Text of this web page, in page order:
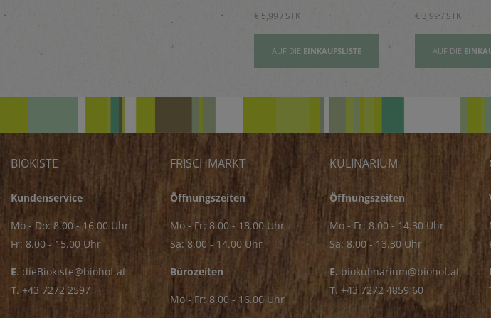
€ 5,99 / STK
AUF DIE EINKAUFSLISTE
€ 3,99 / STK
AUF DIE
BIOKISTE
Kundenservice
Mo - Do: 8.00 - 16.00 Uhr
Fr: 8.00 - 15.00 Uhr
E. dieBiokiste@biohof.at
T. +43 7272 2597
FRISCHMARKT
Öffnungszeiten
Mo - Fr: 8.00 - 18.00 Uhr
Sa: 8.00 - 14.00 Uhr
Bürozeiten
Mo - Fr: 8.00 - 16.00 Uhr
KULINARIUM
Öffnungszeiten
Mo - Fr: 8.00 - 14.30 Uhr
Sa: 8.00 - 13.30 Uhr
E. biokulinarium@biohof.at
T. +43 7272 4859 60